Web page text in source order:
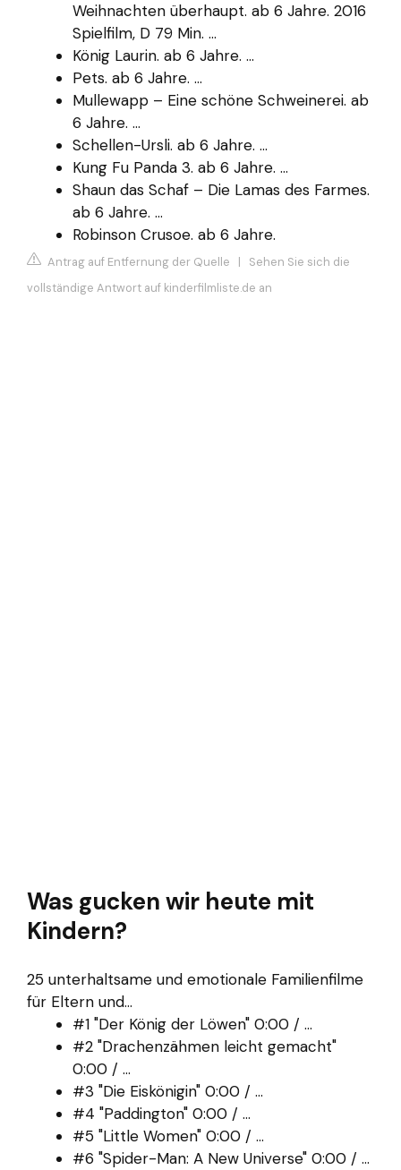
Weihnachten überhaupt. ab 6 Jahre. 2016
Spielfilm, D 79 Min. ...
König Laurin. ab 6 Jahre. ...
Pets. ab 6 Jahre. ...
Mullewapp – Eine schöne Schweinerei. ab
6 Jahre. ...
Schellen-Ursli. ab 6 Jahre. ...
Kung Fu Panda 3. ab 6 Jahre. ...
Shaun das Schaf – Die Lamas des Farmes.
ab 6 Jahre. ...
Robinson Crusoe. ab 6 Jahre.
Antrag auf Entfernung der Quelle | Sehen Sie sich die
vollständige Antwort auf kinderfilmliste.de an
Was gucken wir heute mit
Kindern?
25 unterhaltsame und emotionale Familienfilme
für Eltern und...
#1 "Der König der Löwen" 0:00 / ...
#2 "Drachenzähmen leicht gemacht"
0:00 / ...
#3 "Die Eiskönigin" 0:00 / ...
#4 "Paddington" 0:00 / ...
#5 "Little Women" 0:00 / ...
#6 "Spider-Man: A New Universe" 0:00 / ...